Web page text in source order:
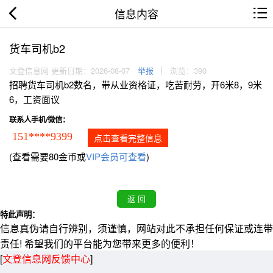
信息内容
货车司机b2
文登信息网 更新日期：2026-08-07 举报 浏览：390
招聘货车司机b2数名，带从业资格证，吃苦耐劳，开6米8，9米
6，工资面议
联系人手机/微信：
151****9399 点击查看完整信息
(查看需要80金币或VIP会员可查看)
特此声明：
信息真伪请自行辨别，须谨慎，网站对此不承担任何保证或连带
责任! 希望我们的平台能为您带来更多的便利！
[文登信息网反馈中心]